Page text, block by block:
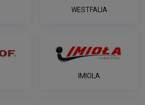
WESTFALIA
IMIOLA